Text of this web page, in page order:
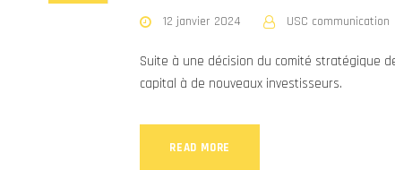
12 janvier 2024 USC communication
Suite à une décision du comité stratégique
capital à de nouveaux investisseurs.
READ MORE